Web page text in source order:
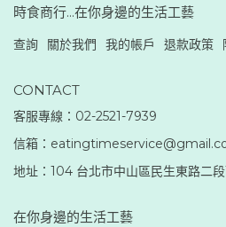
時食商行...在你身邊的生活工藝
查詢 關於我們 我的帳戶 退款政策
CONTACT
客服專線：02-2521-7939
信箱：
地址：104 台北市中山區民生東路二
在你身邊的生活工藝